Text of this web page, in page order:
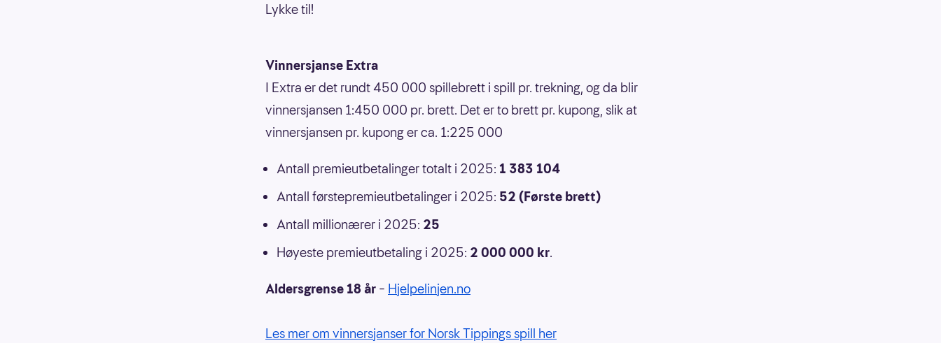
Lykke til!
Vinnersjanse Extra
I Extra er det rundt 450 000 spillebrett i spill pr. trekning, og da blir
vinnersjansen 1:450 000 pr. brett. Det er to brett pr. kupong, slik at
vinnersjansen pr. kupong er ca. 1:225 000
Antall premieutbetalinger totalt i 2025: 1 383 104
Antall førstepremieutbetalinger i 2025: 52 (Første brett)
Antall millionærer i 2025: 25
Høyeste premieutbetaling i 2025: 2 000 000 kr.
Aldersgrense 18 år – Hjelpelinjen.no
Les mer om vinnersjanser for Norsk Tippings spill her